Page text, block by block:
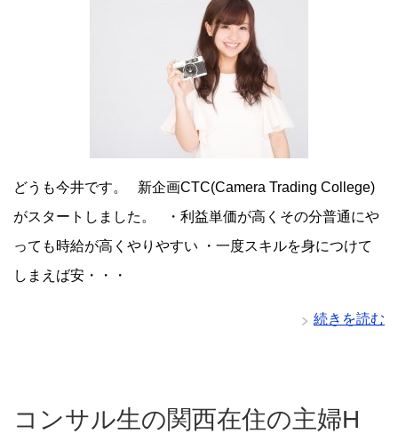
どうも今井です。 新企画CTC(Camera Trading College)
がスタートしました。 ・利益単価が高くその分普通にや
っても時給が高くやりやすい ・一度スキルを身につけて
しまえば安・・・
続きを読む
コンサル生の関西在住の主婦H